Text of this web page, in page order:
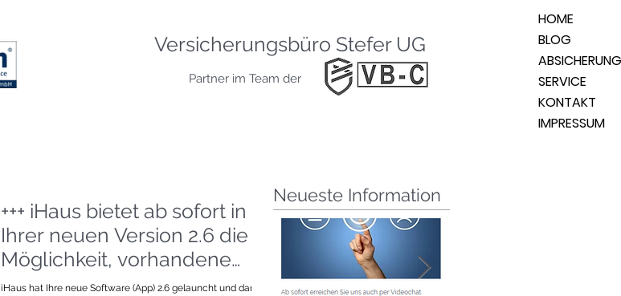
Versicherungsbüro Stefer UG
Partner im Team der
HOME
BLOG
ABSICHERUNG
SERVICE
KONTAKT
IMPRESSUM
+++ iHaus bietet ab sofort in
Ihrer neuen Version 2.6 die
Möglichkeit, vorhandene
Smart-Home Install
iHaus hat Ihre neue Software (App) 2.6 gelauncht und damit
Neueste Information